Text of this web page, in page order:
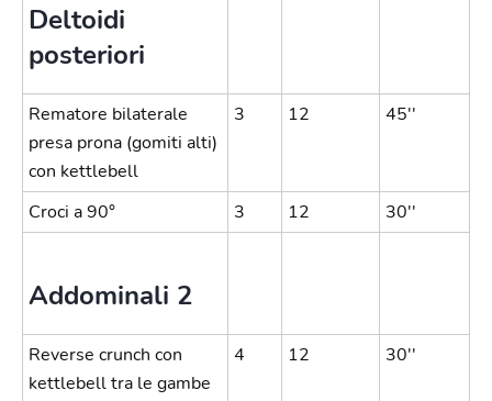
Deltoidi
posteriori
Rematore bilaterale
presa prona (gomiti alti)
con kettlebell
3 12 45''
Croci a 90° 3 12 30''
Addominali 2
Reverse crunch con
kettlebell tra le gambe
4 12 30''